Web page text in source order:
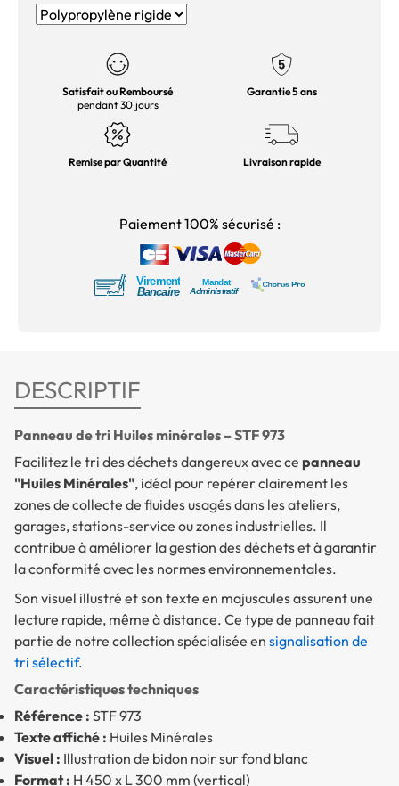
Satisfait ou Remboursé
pendant 30 jours
Garantie 5 ans
Remise par Quantité Livraison rapide
Paiement 100% sécurisé :
DESCRIPTIF
Panneau de tri Huiles minérales – STF 973
Facilitez le tri des déchets dangereux avec ce panneau
"Huiles Minérales", idéal pour repérer clairement les
zones de collecte de fluides usagés dans les ateliers,
garages, stations-service ou zones industrielles. Il
contribue à améliorer la gestion des déchets et à garantir
la conformité avec les normes environnementales.
Son visuel illustré et son texte en majuscules assurent une
lecture rapide, même à distance. Ce type de panneau fait
partie de notre collection spécialisée en signalisation de
tri sélectif.
Caractéristiques techniques
Référence : STF 973
Texte affiché : Huiles Minérales
Visuel : Illustration de bidon noir sur fond blanc
Format : H 450 x L 300 mm (vertical)